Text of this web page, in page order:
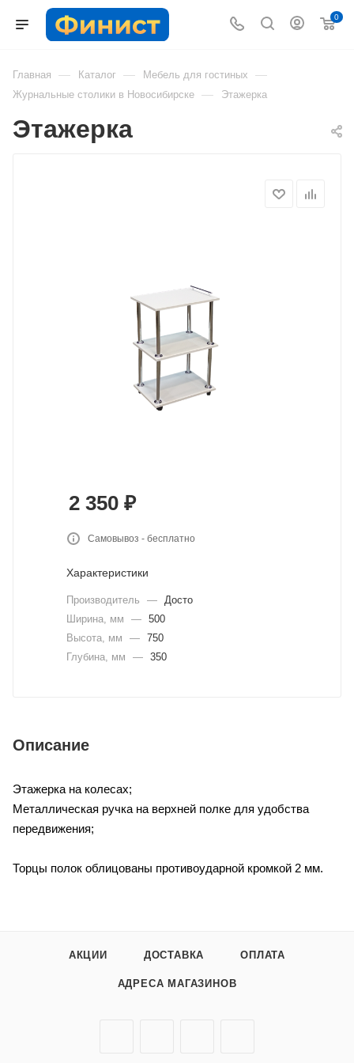
0
Главная — Каталог — Мебель для гостиных —
Журнальные столики в Новосибирске — Этажерка
Этажерка
2 350 ₽
Самовывоз - бесплатно
Характеристики
Производитель — Досто
Ширина, мм
— 500
Высота, мм
— 750
Глубина, мм
— 350
Описание
Этажерка на колесах;
Металлическая ручка на верхней полке для удобства
передвижения;
Торцы полок облицованы противоударной кромкой 2 мм.
АКЦИИ ДОСТАВКА ОПЛАТА
АДРЕСА МАГАЗИНОВ